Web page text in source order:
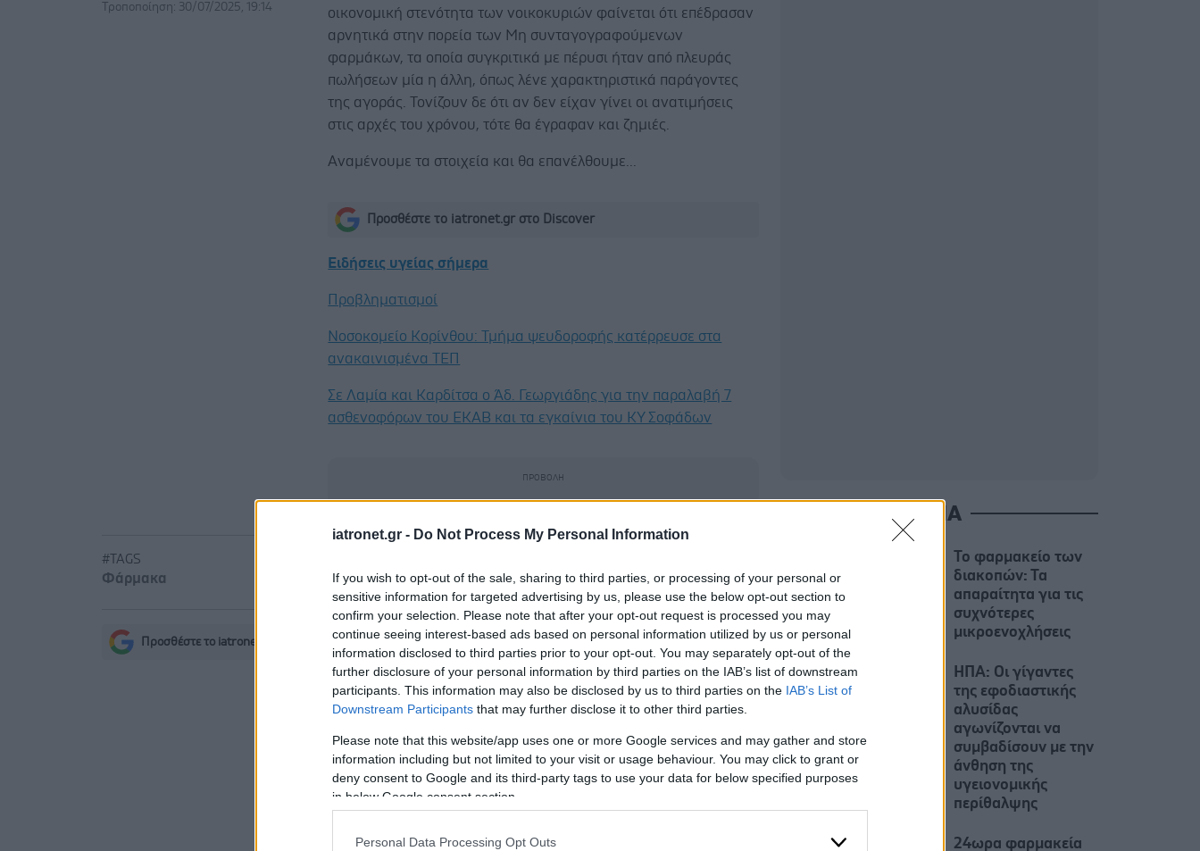
iatronet.gr - Do Not Process My Personal Information
If you wish to opt-out of the sale, sharing to third parties, or processing of your personal or
sensitive information for targeted advertising by us, please use the below opt-out section to
confirm your selection. Please note that after your opt-out request is processed you may
continue seeing interest-based ads based on personal information utilized by us or personal
information disclosed to third parties prior to your opt-out. You may separately opt-out of the
further disclosure of your personal information by third parties on the IAB’s list of downstream
participants. This information may also be disclosed by us to third parties on the IAB’s List of
Downstream Participants that may further disclose it to other third parties.
Please note that this website/app uses one or more Google services and may gather and store
information including but not limited to your visit or usage behaviour. You may click to grant or
deny consent to Google and its third-party tags to use your data for below specified purposes
in below Google consent section.
Personal Data Processing Opt Outs
Τροποποίηση: 30/07/2025, 19:14
οικονομική στενότητα των νοικοκυριών φαίνεται ότι επέδρασαν
αρνητικά στην πορεία των Μη συνταγογραφούμενων
φαρμάκων, τα οποία συγκριτικά με πέρυσι ήταν από πλευράς
πωλήσεων μία η άλλη, όπως λένε χαρακτηριστικά παράγοντες
της αγοράς. Τονίζουν δε ότι αν δεν είχαν γίνει οι ανατιμήσεις
στις αρχές του χρόνου, τότε θα έγραφαν και ζημιές.
Αναμένουμε τα στοιχεία και θα επανέλθουμε...
Προσθέστε το iatronet.gr στο Discover
Ειδήσεις υγείας σήμερα
Προβληματισμοί
Νοσοκομείο Κορίνθου: Τμήμα ψευδοροφής κατέρρευσε στα
ανακαινισμένα ΤΕΠ
Σε Λαμία και Καρδίτσα ο Άδ. Γεωργιάδης για την παραλαβή 7
ασθενοφόρων του ΕΚΑΒ και τα εγκαίνια του ΚΥ Σοφάδων
#TAGS
Φάρμακα
Προσθέστε το iatronet.gr στο Discover
shares
ΔΙΑΒΑΣΤΕ ΑΚΟΜΑ
Το φαρμακείο των
διακοπών: Τα
απαραίτητα για τις
συχνότερες
μικροενοχλήσεις
ΗΠΑ: Οι γίγαντες
της εφοδιαστικής
αλυσίδας
αγωνίζονται να
συμβαδίσουν με την
άνθηση της
υγειονομικής
περίθαλψης
24ωρα φαρμακεία